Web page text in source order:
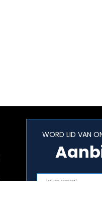
WORD LID VAN